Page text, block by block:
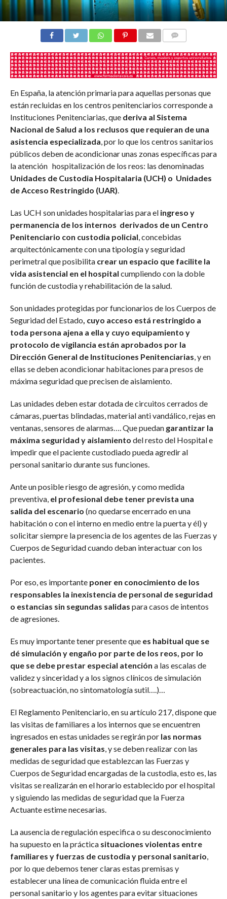
En España, la atención primaria para aquellas personas que
están recluidas en los centros penitenciarios corresponde a
Instituciones Penitenciarias, que deriva al Sistema
Nacional de Salud a los reclusos que requieran de una
asistencia especializada , por lo que los centros sanitarios
públicos deben de acondicionar unas zonas específicas para
la atención hospitalización de los reos: las denominadas
Unidades de Custodia Hospitalaria (UCH) o Unidades
de Acceso Restringido (UAR)
Las UCH son unidades hospitalarias para el ingreso y
permanencia de los internos derivados de un Centro
Penitenciario con custodia policial , concebidas
arquitectónicamente con una tipología y seguridad
perimetral que posibilita crear un espacio que facilite la
vida asistencial en el hospital cumpliendo con la doble
función de custodia y rehabilitación de la salud.
Son unidades protegidas por funcionarios de los Cuerpos de
Seguridad del Estado , cuyo acceso está restringido a
toda persona ajena a ella y cuyo equipamiento y
protocolo de vigilancia están aprobados por la
Dirección General de Instituciones Penitenciarias , y en
ellas se deben acondicionar habitaciones para presos de
máxima seguridad que precisen de aislamiento.
Las unidades deben estar dotada de circuitos cerrados de
cámaras, puertas blindadas, material anti vandálico, rejas en
ventanas, sensores de alarmas…. Que puedan garantizar la
máxima seguridad y aislamiento del resto del Hospital e
impedir que el paciente custodiado pueda agredir al
personal sanitario durante sus funciones.
Ante un posible riesgo de agresión, y como medida
preventiva, el profesional debe tener prevista una
salida del escenario (no quedarse encerrado en una
habitación o con el interno en medio entre la puerta y él) y
solicitar siempre la presencia de los agentes de las Fuerzas y
Cuerpos de Seguridad cuando deban interactuar con los
pacientes.
Por eso, es importante poner en conocimiento de los
responsables la inexistencia de personal de seguridad
o estancias sin segundas salidas para casos de intentos
de agresiones.
Es muy importante tener presente que es habitual que se
dé simulación y engaño por parte de los reos, por lo
que se debe prestar especial atención a las escalas de
validez y sinceridad y a los signos clínicos de simulación
(sobreactuación, no sintomatología sutil….)…
El Reglamento Penitenciario, en su artículo 217, dispone que
las visitas de familiares a los internos que se encuentren
ingresados en estas unidades se regirán por las normas
generales para las visitas , y se deben realizar con las
medidas de seguridad que establezcan las Fuerzas y
Cuerpos de Seguridad encargadas de la custodia, esto es, las
visitas se realizarán en el horario establecido por el hospital
y siguiendo las medidas de seguridad que la Fuerza
Actuante estime necesarias.
La ausencia de regulación especifica o su desconocimiento
ha supuesto en la práctica situaciones violentas entre
familiares y fuerzas de custodia y personal sanitario
por lo que debemos tener claras estas premisas y
establecer una línea de comunicación fluida entre el
personal sanitario y los agentes para evitar situaciones